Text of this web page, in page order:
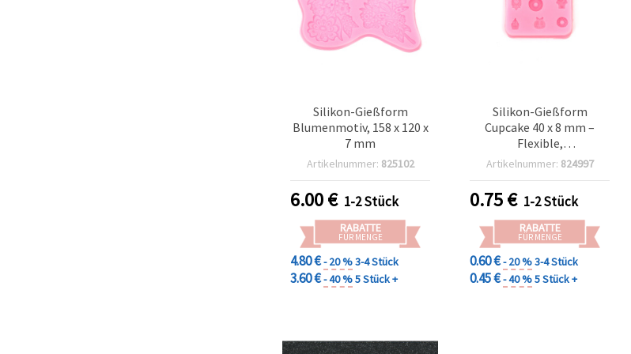
Silikon-Gießform
Blumenmotiv, 158 x 120 x
7 mm
Artikelnummer: 825102
6.00€ 1-2 Stück
RABATTE
FÜR MENGE
4.80 €- 20 %3-4 Stück
3.60 €- 40 %5 Stück +
Silikon-Gießform
Cupcake 40 x 8 mm –
Flexible,
wiederverwendbare
Epoxidharz/UV-Harz,
Polymer Clay und Gips;
DIY Schmuck, Charms &
Cabochons
Artikelnummer: 824997
0.75€ 1-2 Stück
RABATTE
FÜR MENGE
0.60 €- 20 %3-4 Stück
0.45 €- 40 %5 Stück +